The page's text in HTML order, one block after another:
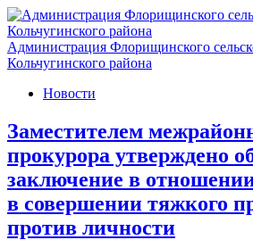
Администрация Флорищинского
Кольчугинского района
Новости
Заместителем
прокурора утверждено
заключение в
в совершении тяжкого
против личности